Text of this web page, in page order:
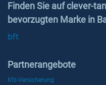
Finden Sie auf clever-
bevorzugten Marke in
bft
Partnerangebote
Kfz-Versicherung